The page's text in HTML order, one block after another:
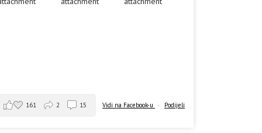
Vidi na Facebook-u · Podijeli
161 2 15